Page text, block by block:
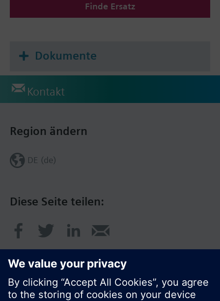
Finde Ersatz
Dokumente
Kontakt
Diese Seite teilen:
Region ändern
DE (de)